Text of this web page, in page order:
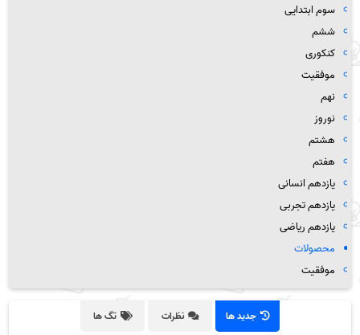
سوم ابتدایی
ششم
کنکوری
موفقیت
نهم
نوروز
هشتم
هفتم
یازدهم انسانی
یازدهم تجربی
یازدهم ریاضی
محصولات
موفقیت
جدید ها نظرات تگ ها